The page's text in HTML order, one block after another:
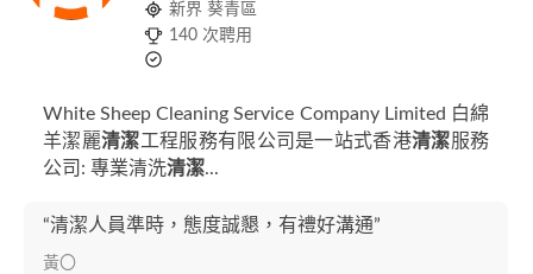
新界 葵青區
140 次聘用
White Sheep Cleaning Service Company Limited 白綿
羊潔麗清潔工程服務有限公司是一站式香港清潔服務
公司: 專業清洗清潔...
“清潔人員準時，態度誠懇，有禮好溝通”
黃〇